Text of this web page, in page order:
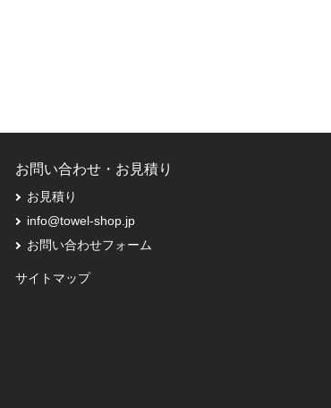
お問い合わせ・お見積り
お見積り
info@towel-shop.jp
お問い合わせフォーム
サイトマップ